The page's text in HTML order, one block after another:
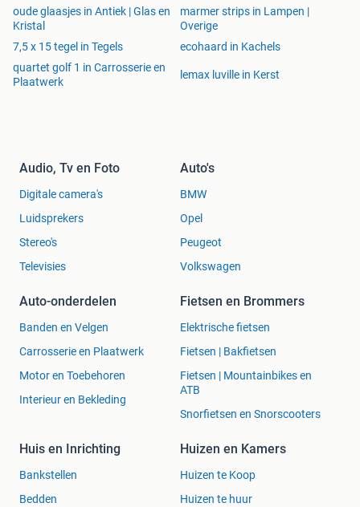
oude glaasjes in Antiek | Glas en
Kristal
marmer strips in Lampen |
Overige
7,5 x 15 tegel in Tegels
ecohaard in Kachels
quartet golf 1 in Carrosserie en
Plaatwerk
lemax luville in Kerst
Audio, Tv en Foto
Digitale camera's
Luidsprekers
Stereo's
Televisies
Auto's
BMW
Opel
Peugeot
Volkswagen
Auto-onderdelen
Banden en Velgen
Carrosserie en Plaatwerk
Motor en Toebehoren
Interieur en Bekleding
Fietsen en Brommers
Elektrische fietsen
Fietsen | Bakfietsen
Fietsen | Mountainbikes en
ATB
Snorfietsen en Snorscooters
Huis en Inrichting
Bankstellen
Bedden
Huizen en Kamers
Huizen te Koop
Huizen te huur